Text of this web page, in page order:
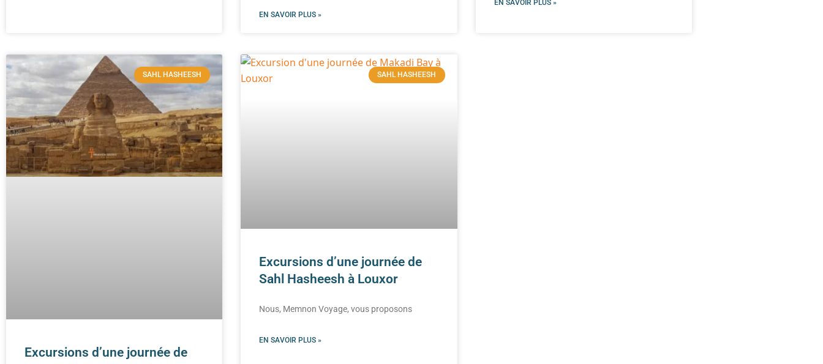
EN SAVOIR PLUS »
EN SAVOIR PLUS »
SAHL HASHEESH
Excursions d’une journée de
SAHL HASHEESH
Excursions d’une journée de
Sahl Hasheesh à Louxor
Nous, Memnon Voyage, vous proposons
EN SAVOIR PLUS »